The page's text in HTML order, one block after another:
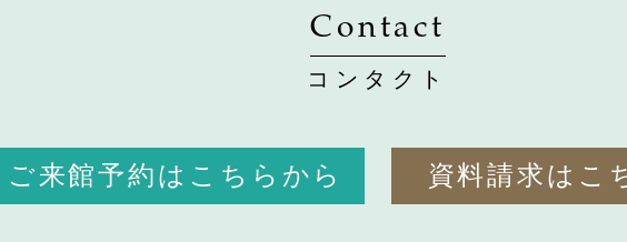
Contact
コンタクト
ご来館予約はこちらから 資料請求はこ